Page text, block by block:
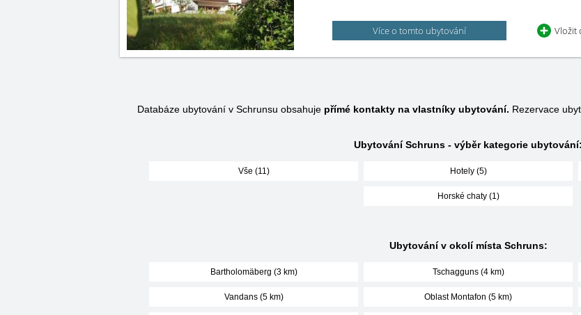
Více o tomto ubytování Vložit
Databáze ubytování v Schrunsu obsahuje přímé kontakty na vlastníky ubytování. Rezervace
Ubytování Schruns - výběr kategorie ubytování:
Vše (11) Hotely (5)
Horské chaty (1)
Ubytování v okolí místa Schruns:
Bartholomäberg (3 km) Tschagguns (4 km)
Vandans (5 km) Oblast Montafon (5 km)